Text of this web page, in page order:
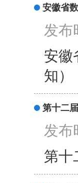
安徽省
发布
安徽
知）
第十二
发布
第十